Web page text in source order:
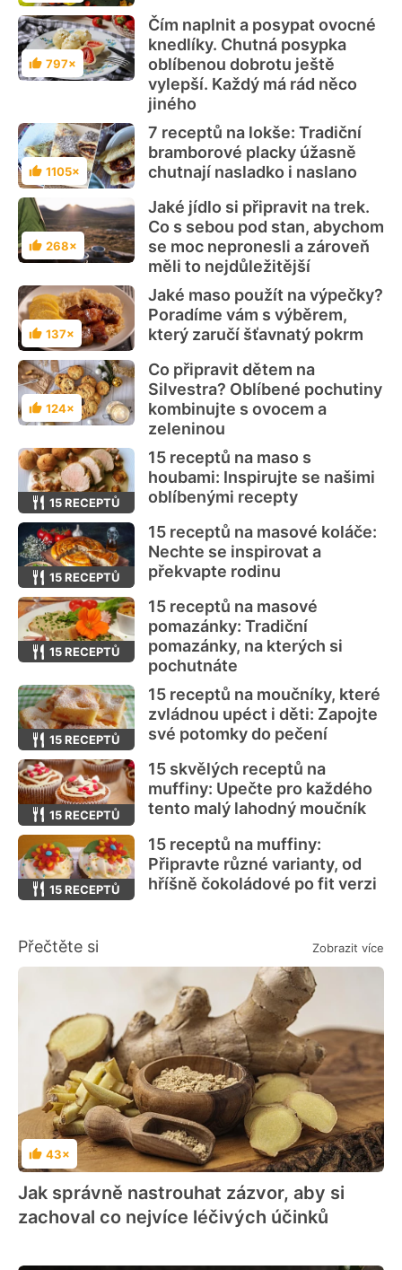
Hodnocení
797×
Čím naplnit a posypat ovocné
knedlíky. Chutná posypka
oblíbenou dobrotu ještě
vylepší. Každý má rád něco
jiného
Hodnocení
1105×
7 receptů na lokše: Tradiční
bramborové placky úžasně
chutnají nasladko i naslano
Hodnocení
268×
Jaké jídlo si připravit na trek.
Co s sebou pod stan, abychom
se moc nepronesli a zároveň
měli to nejdůležitější
Hodnocení
137×
Jaké maso použít na výpečky?
Poradíme vám s výběrem,
který zaručí šťavnatý pokrm
Hodnocení
124×
Co připravit dětem na
Silvestra? Oblíbené pochutiny
kombinujte s ovocem a
zeleninou
15 RECEPTŮ
15 receptů na maso s
houbami: Inspirujte se našimi
oblíbenými recepty
15 RECEPTŮ
15 receptů na masové koláče:
Nechte se inspirovat a
překvapte rodinu
15 RECEPTŮ
15 receptů na masové
pomazánky: Tradiční
pomazánky, na kterých si
pochutnáte
15 RECEPTŮ
15 receptů na moučníky, které
zvládnou upéct i děti: Zapojte
své potomky do pečení
15 RECEPTŮ
15 skvělých receptů na
muffiny: Upečte pro každého
tento malý lahodný moučník
15 RECEPTŮ
15 receptů na muffiny:
Připravte různé varianty, od
hříšně čokoládové po fit verzi
Přečtěte si Zobrazit více
Hodnocení
43×
Jak správně nastrouhat zázvor, aby si
zachoval co nejvíce léčivých účinků